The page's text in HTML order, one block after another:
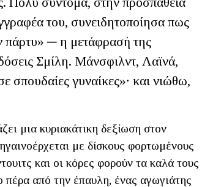
του, συνειδητοποίησα πως
πάρτυ» ─ η μετάφρασή της
Σμίλη. Μάνσφιλντ, Λαϊνά,
γυναίκες»∙ και νιώθω,
μια κυριακάτικη δεξίωση στον
με δίσκους φορτωμένους
και οι κόρες φορούν τα καλά τους
πέρα από την έπαυλη, ένας αγωγιάτης